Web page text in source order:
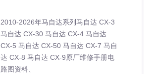
2010-2026年马自达系列马自达 CX-3
马自达 CX-30 马自达 CX-4 马自达
CX-5 马自达 CX-50 马自达 CX-7 马自
达 CX-8 马自达 CX-9原厂维修手册电
路图资料、